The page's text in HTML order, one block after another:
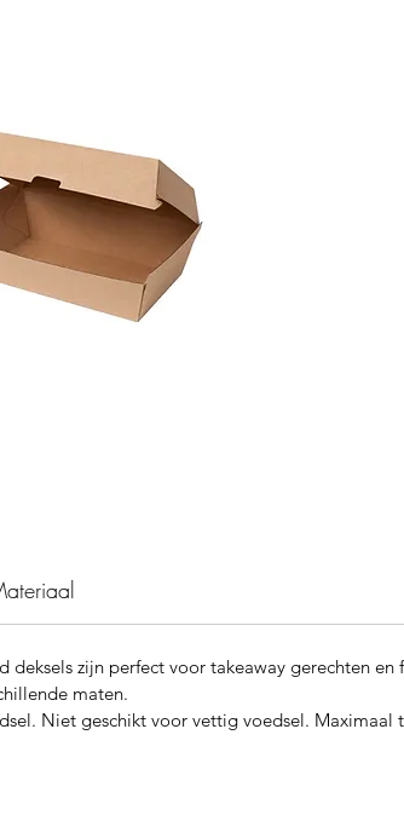
deksels zijn perfect voor takeaway gerechten
maten.
Niet geschikt voor vettig voedsel. Maximaal